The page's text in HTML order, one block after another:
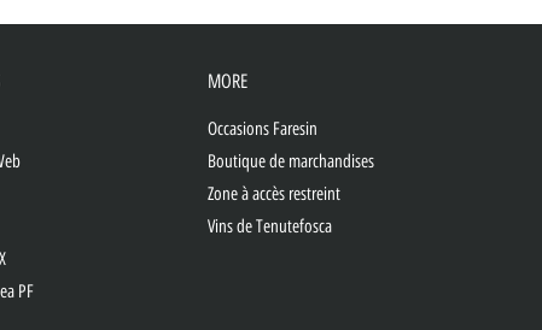
PF
MORE
Occasions Faresin
Boutique de marchandises
Zone à accès restreint
Vins de Tenutefosca